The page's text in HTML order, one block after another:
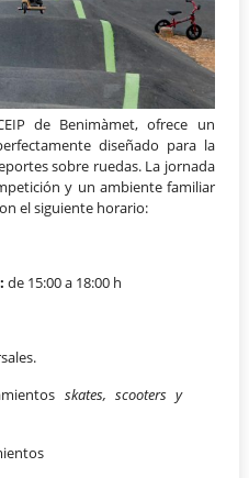
de Benimàmet, ofrece un
diseñado para la
sobre ruedas. La jornada
y un ambiente familiar
el siguiente horario:
de 15:00 a 18:00 h
skates, scooters y